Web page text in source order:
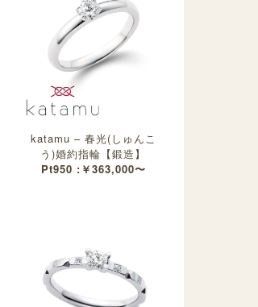
katamu – 春光(しゅんこ
う)婚約指輪【鍛造】
Pt950 :￥363,000〜